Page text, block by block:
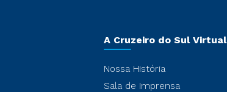
A Cruzeiro do Sul Virtual
Nossa História
Sala de Imprensa